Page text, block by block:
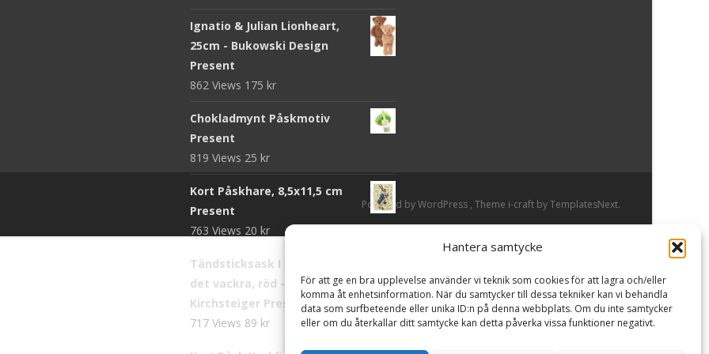
Hantera samtycke
För att ge en bra upplevelse använder vi teknik som cookies för att lagra och/eller
komma åt enhetsinformation. När du samtycker till dessa tekniker kan vi behandla
data som surfbeteende eller unika ID:n på denna webbplats. Om du inte samtycker
eller om du återkallar ditt samtycke kan detta påverka vissa funktioner negativt.
Ignatio & Julian Lionheart,
25cm - Bukowski Design
Present
862 Views 175 kr
Chokladmynt Påskmotiv
Present
819 Views 25 kr
Kort Påskhare, 8,5x11,5 cm
Present
763 Views 20 kr
Tändsticksask I den enkla bor
det vackra, röd - Ernst
Kirchsteiger Present
717 Views 89 kr
Powered by WordPress , Theme i-craft by TemplatesNext.